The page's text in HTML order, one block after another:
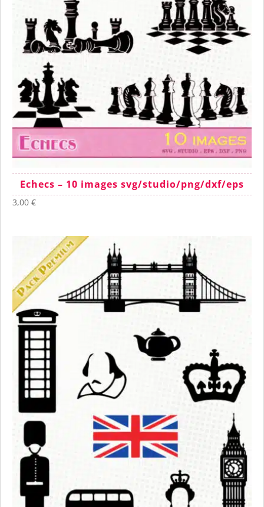
Echecs – 10 images svg/studio/png/dxf/eps
3,00 €